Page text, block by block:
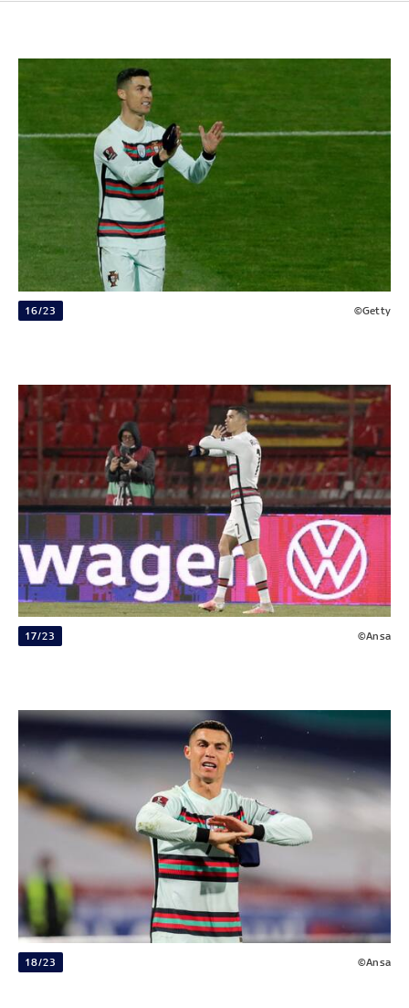
16/23 ©Getty
17/23 ©Ansa
18/23 ©Ansa